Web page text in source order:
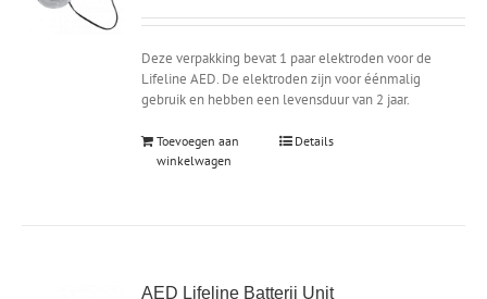
Deze verpakking bevat 1 paar elektroden voor de
Lifeline AED. De elektroden zijn voor éénmalig
gebruik en hebben een levensduur van 2 jaar.
Toevoegen aan
winkelwagen
Details
AED Lifeline Batterij Unit